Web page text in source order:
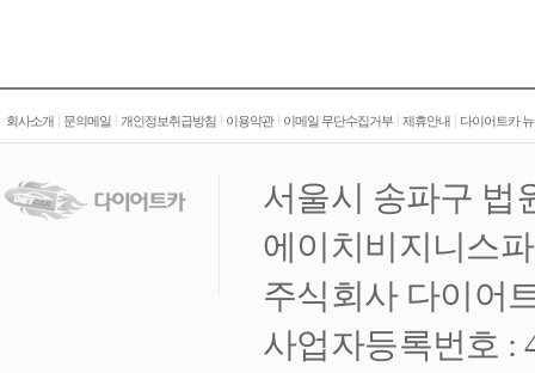
회사소개 | 문의메일 | 개인정보취급방침 | 이용약관| 이메일 무단수집거부 | 제휴안내 | 다이어트카
서울시 송파구 법
에이치비지니스
주식회사 다이어
사업자등록번호 :